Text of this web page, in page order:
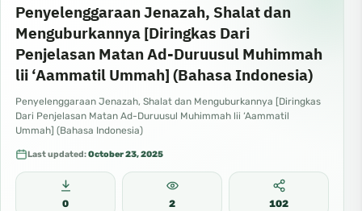
Penyelenggaraan Jenazah, Shalat dan
Menguburkannya [Diringkas Dari
Penjelasan Matan Ad-Duruusul Muhimmah
lii ‘Aammatil Ummah] (Bahasa Indonesia)
Penyelenggaraan Jenazah, Shalat dan Menguburkannya [Diringkas
Dari Penjelasan Matan Ad-Duruusul Muhimmah lii ‘Aammatil
Ummah] (Bahasa Indonesia)
Last updated:October 23, 2025
0 2 102